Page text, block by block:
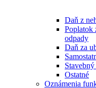
Daň z
Poplatok
odpady
Daň za
Stavebný
Ostatné
Oznámenia